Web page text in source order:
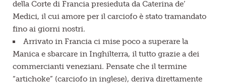
della Corte di Francia presieduta da Caterina de’
Medici, il cui amore per il carciofo è stato tramandato
fino ai giorni nostri.
Arrivato in Francia ci mise poco a superare la
Manica e sbarcare in Inghilterra, il tutto grazie a dei
commercianti veneziani. Pensate che il termine
“artichoke” (carciofo in inglese), deriva direttamente